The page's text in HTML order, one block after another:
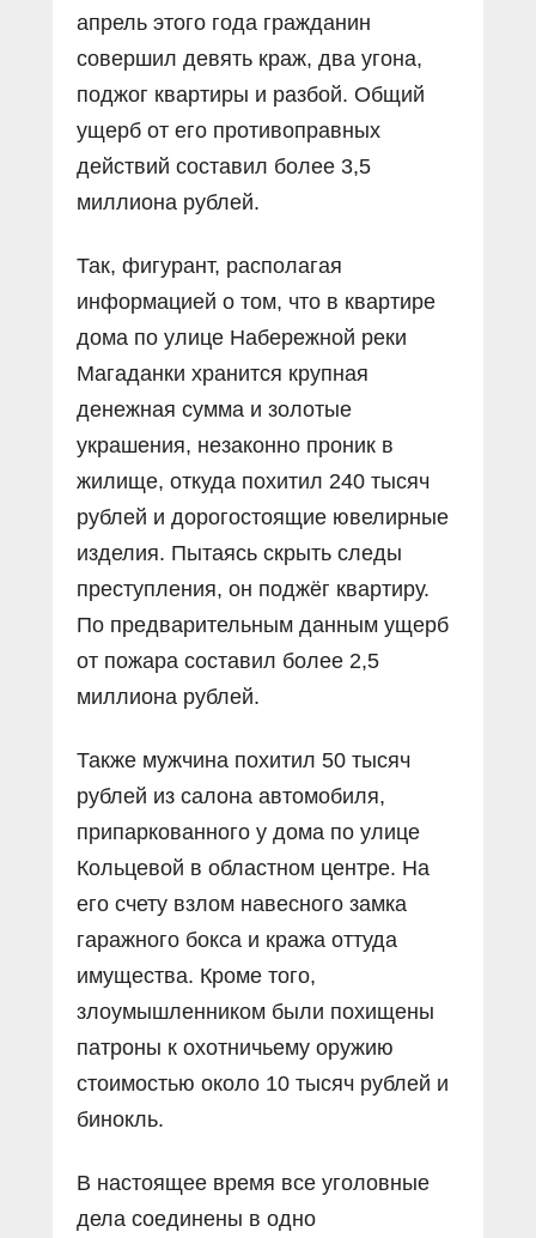
апрель этого года гражданин
совершил девять краж, два угона,
поджог квартиры и разбой. Общий
ущерб от его противоправных
действий составил более 3,5
миллиона рублей.
Так, фигурант, располагая
информацией о том, что в квартире
дома по улице Набережной реки
Магаданки хранится крупная
денежная сумма и золотые
украшения, незаконно проник в
жилище, откуда похитил 240 тысяч
рублей и дорогостоящие ювелирные
изделия. Пытаясь скрыть следы
преступления, он поджёг квартиру.
По предварительным данным ущерб
от пожара составил более 2,5
миллиона рублей.
Также мужчина похитил 50 тысяч
рублей из салона автомобиля,
припаркованного у дома по улице
Кольцевой в областном центре. На
его счету взлом навесного замка
гаражного бокса и кража оттуда
имущества. Кроме того,
злоумышленником были похищены
патроны к охотничьему оружию
стоимостью около 10 тысяч рублей и
бинокль.
В настоящее время все уголовные
дела соединены в одно